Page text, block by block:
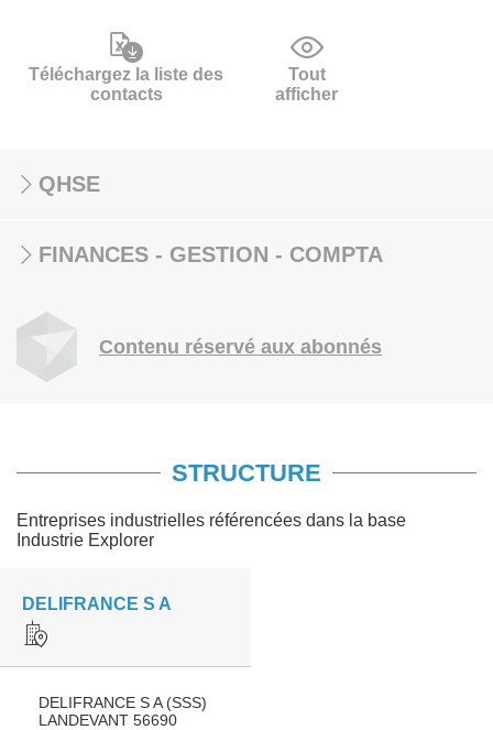
Téléchargez la liste des
contacts
Tout
afficher
QHSE
FINANCES - GESTION - COMPTA
Contenu réservé aux abonnés
STRUCTURE
Entreprises industrielles référencées dans la base
Industrie Explorer
DELIFRANCE S A
DELIFRANCE S A (SSS)
LANDEVANT 56690